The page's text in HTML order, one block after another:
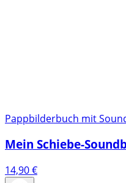
Pappbilderbuch mit
Mein Schiebe-
14,90€